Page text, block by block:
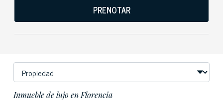
PRENOTAR
Inmueble de lujo en Florencia